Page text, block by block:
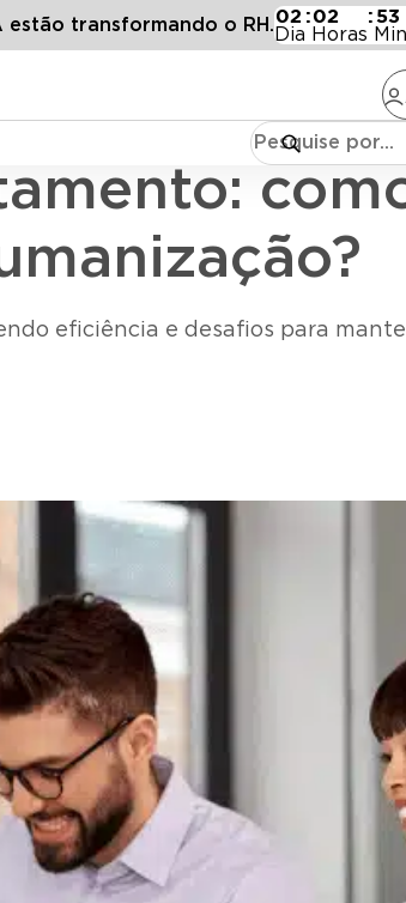
estão transformando o RH.02
Dia
:02
Horas
: 53
Min
como equilibrar tecnologia e
eficiência e desafios para